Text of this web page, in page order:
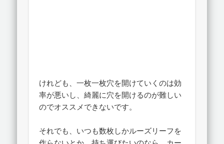
けれども、一枚一枚穴を開けていくのは効
率が悪いし、綺麗に穴を開けるのが難しい
のでオススメできないです。
それでも、いつも数枚しかルーズリーフを